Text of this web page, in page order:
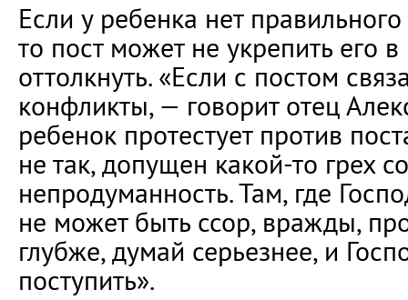
Если у ребенка нет
то пост может не укрепить его
оттолкнуть. «Если с постом
конфликты, — говорит отец
ребенок протестует против
не так, допущен какой-то грех
непродуманность. Там, где
не может быть ссор, вражды,
глубже, думай серьезнее, и
поступить».